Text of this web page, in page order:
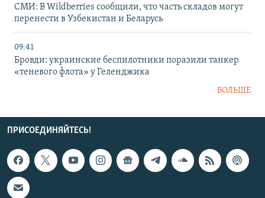
СМИ: В Wildberries сообщили, что часть складов могут
перенести в Узбекистан и Беларусь
09:41
Бровди: украинские беспилотники поразили танкер
«теневого флота» у Геленджика
БОЛЬШЕ
ПРИСОЕДИНЯЙТЕСЬ!